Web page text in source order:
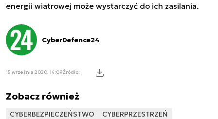
energii wiatrowej może wystarczyć do ich zasilania.
CyberDefence24
15 września 2020, 14:09Źródło:
Zobacz również
CYBERBEZPIECZEŃSTWO
CYBERPRZESTRZEŃ